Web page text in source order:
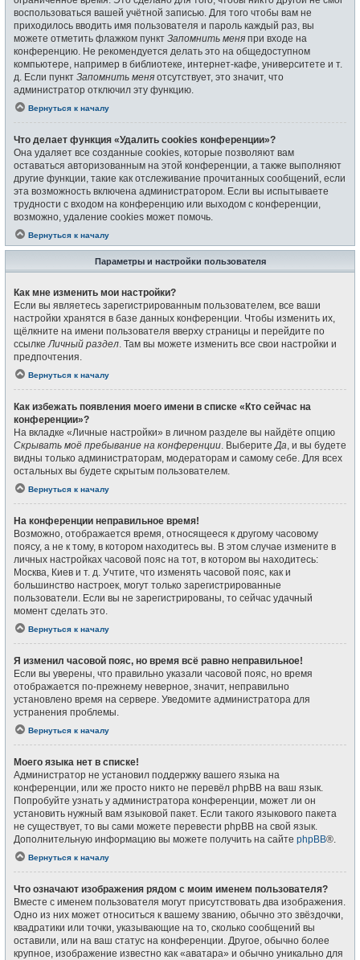
воспользоваться вашей учётной записью. Для того чтобы вам не
приходилось вводить имя пользователя и пароль каждый раз, вы
можете отметить флажком пункт Запомнить меня при входе на
конференцию. Не рекомендуется делать это на общедоступном
компьютере, например в библиотеке, интернет-кафе, университете и т.
д. Если пункт Запомнить меня отсутствует, это значит, что
администратор отключил эту функцию.
Вернуться к началу
Что делает функция «Удалить cookies конференции»?
Она удаляет все созданные cookies, которые позволяют вам
оставаться авторизованным на этой конференции, а также выполняют
другие функции, такие как отслеживание прочитанных сообщений, если
эта возможность включена администратором. Если вы испытываете
трудности с входом на конференцию или выходом с конференции,
возможно, удаление cookies может помочь.
Вернуться к началу
Параметры и настройки пользователя
Как мне изменить мои настройки?
Если вы являетесь зарегистрированным пользователем, все ваши
настройки хранятся в базе данных конференции. Чтобы изменить их,
щёлкните на имени пользователя вверху страницы и перейдите по
ссылкеЛичный раздел. Там вы можете изменить все свои настройки и
предпочтения.
Вернуться к началу
Как избежать появления моего имени в списке «Кто сейчас на
конференции»?
На вкладке «Личные настройки» в личном разделе вы найдёте опцию
Скрывать моё пребывание на конференции. ВыберитеДа, и вы будете
видны только администраторам, модераторам и самому себе. Для всех
остальных вы будете скрытым пользователем.
Вернуться к началу
На конференции неправильное время!
Возможно, отображается время, относящееся к другому часовому
поясу, а не к тому, в котором находитесь вы. В этом случае измените в
личных настройках часовой пояс на тот, в котором вы находитесь:
Москва, Киев и т. д. Учтите, что изменять часовой пояс, как и
большинство настроек, могут только зарегистрированные
пользователи. Если вы не зарегистрированы, то сейчас удачный
момент сделать это.
Вернуться к началу
Я изменил часовой пояс, но время всё равно неправильное!
Если вы уверены, что правильно указали часовой пояс, но время
отображается по-прежнему неверное, значит, неправильно
установлено время на сервере. Уведомите администратора для
устранения проблемы.
Вернуться к началу
Моего языка нет в списке!
Администратор не установил поддержку вашего языка на
конференции, или же просто никто не перевёл phpBB на ваш язык.
Попробуйте узнать у администратора конференции, может ли он
установить нужный вам языковой пакет. Если такого языкового пакета
не существует, то вы сами можете перевести phpBB на свой язык.
Дополнительную информацию вы можете получить на сайте phpBB®.
Вернуться к началу
Что означают изображения рядом с моим именем пользователя?
Вместе с именем пользователя могут присутствовать два изображения.
Одно из них может относиться к вашему званию, обычно это звёздочки,
квадратики или точки, указывающие на то, сколько сообщений вы
оставили, или на ваш статус на конференции. Другое, обычно более
крупное, изображение известно как «аватара» и обычно уникально для